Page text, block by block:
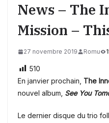
News – The
Mission –
27 novembre 2019 Romu
510
En janvier prochain, The
nouvel album, See You
Le dernier disque du trio